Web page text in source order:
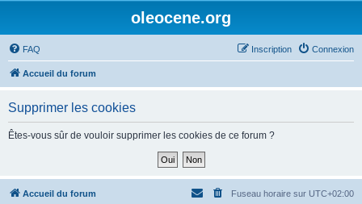
oleocene.org
FAQ Connexion
Inscription
Accueil du forum
Supprimer les cookies
Êtes-vous sûr de vouloir supprimer les cookies de ce forum ?
Accueil du forum Fuseau horaire sur UTC+02:00